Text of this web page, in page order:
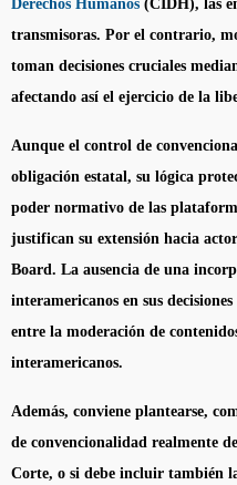
Derechos Humanos (CIDH), las
transmisoras. Por el contrario,
toman decisiones cruciales
afectando así el ejercicio de la
Aunque el control de
obligación estatal, su lógica
poder normativo de las
justifican su extensión hacia
Board. La ausencia de una
interamericanos en sus
entre la moderación de
interamericanos.
Además, conviene plantearse,
de convencionalidad realmente
Corte, o si debe incluir también